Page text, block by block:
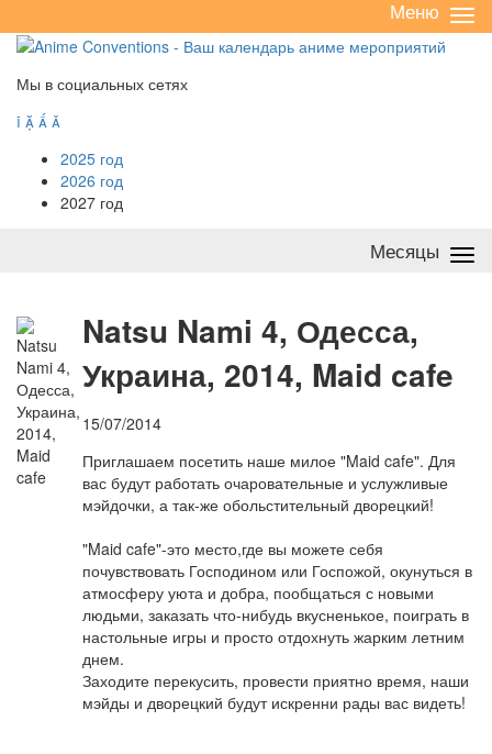
/
Меню
Мы в социальных сетях
   
2025 год
2026 год
2027 год
Месяцы
Natsu Nami 4, Одесса,
Украина, 2014, Maid cafe
15/07/2014
Приглашаем посетить наше милое "Maid cafe". Для
вас будут работать очаровательные и услужливые
мэйдочки, а так-же обольстительный дворецкий!
"Maid cafe"-это место,где вы можете себя
почувствовать Господином или Госпожой, окунуться в
атмосферу уюта и добра, пообщаться с новыми
людьми, заказать что-нибудь вкусненькое, поиграть в
настольные игры и просто отдохнуть жарким летним
днем.
Заходите перекусить, провести приятно время, наши
мэйды и дворецкий будут искренни рады вас видеть!